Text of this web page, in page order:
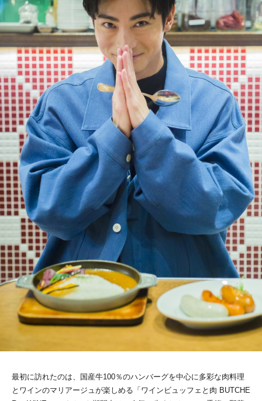
最初に訪れたのは、国産牛100％のハンバーグを中心に多彩な肉料理
とワインのマリアージュが楽しめる「ワインビュッフェと肉 BUTCHE